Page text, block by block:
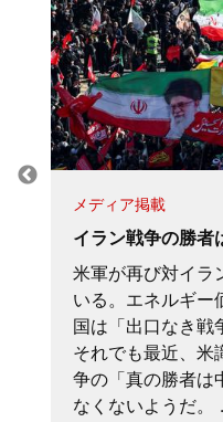
メディア掲載
イラン戦争の勝者
米軍が再び対イラ
いる。エネルギー
国は「出口なき戦
それでも最近、米
争の「真の勝者は
なくないようだ。